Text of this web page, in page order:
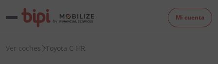
Mi cuenta
Ver coches Toyota C-HR